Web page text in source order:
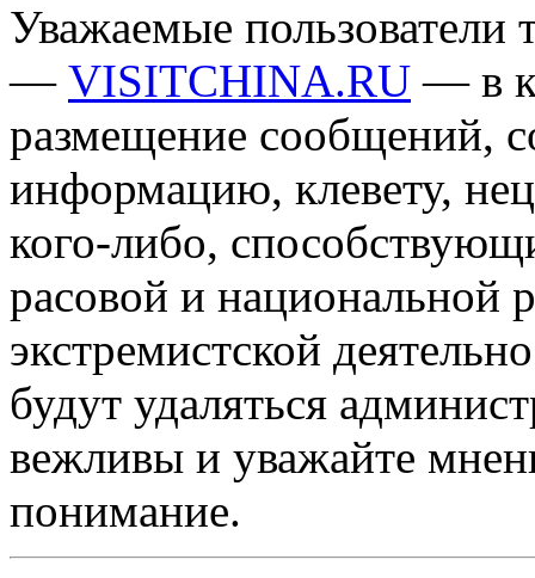
Уважаемые пользователи
— VISITCHINA.RU — в
размещение сообщений,
информацию, клевету,
кого-либо,
расовой и национальной
экстремистской
будут удаляться
вежливы и уважайте
понимание.